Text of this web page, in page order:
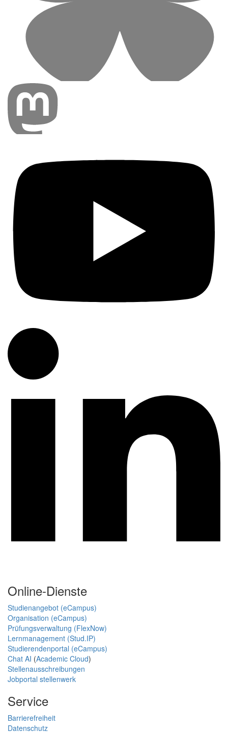
Online-Dienste
Studienangebot (eCampus)
Organisation (eCampus)
Prüfungsverwaltung (FlexNow)
Lernmanagement (Stud.IP)
Studierendenportal (eCampus)
Chat AI (Academic Cloud)
Stellenausschreibungen
Jobportal stellenwerk
Service
Barrierefreiheit
Datenschutz